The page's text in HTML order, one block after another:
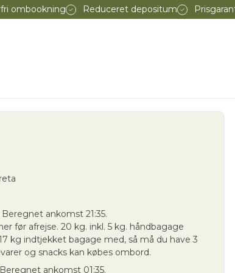
ombookning Reduceret depositum
ankomst 21:35.
før afrejse. 20 kg. inkl. 5 kg. håndbagage
kg indtjekket bagage med, så må du have 3
og snacks kan købes ombord.
ankomst 01:35.